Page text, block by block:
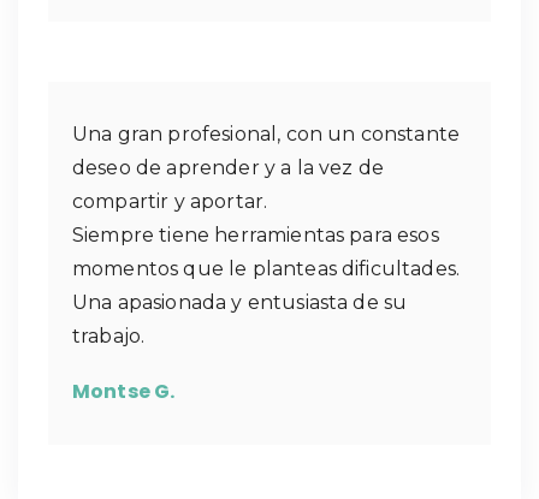
Una gran profesional, con un constante
deseo de aprender y a la vez de
compartir y aportar.
Siempre tiene herramientas para esos
momentos que le planteas dificultades.
Una apasionada y entusiasta de su
trabajo.
Montse G.